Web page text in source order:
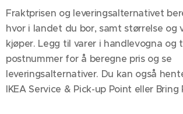
Fraktprisen og leveringsalternativet
hvor i landet du bor, samt størrelse og
kjøper. Legg til varer i handlevogna og
postnummer for å beregne pris og se
leveringsalternativer. Du kan også
IKEA Service & Pick-up Point eller Bring